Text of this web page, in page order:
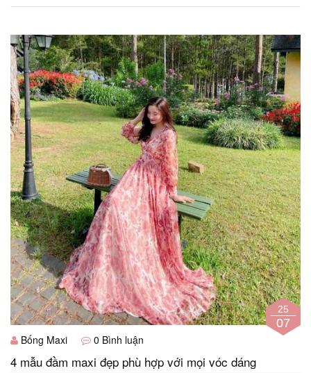
25
07
Bống Maxi
0 Bình luận
4 mẫu đầm maxi đẹp phù hợp với mọi vóc dáng